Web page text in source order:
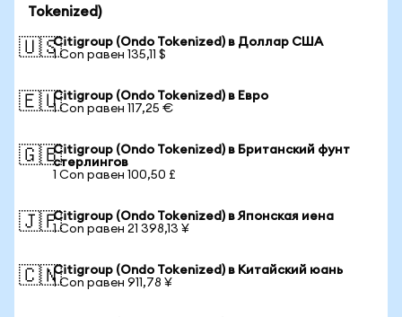
Tokenized)
🇺🇸Citigroup (Ondo Tokenized) в Доллар США
1 Con равен 135,11 $
🇪🇺Citigroup (Ondo Tokenized) в Евро
1 Con равен 117,25 €
🇬🇧Citigroup (Ondo Tokenized) в Британский фунт
стерлингов
1 Con равен 100,50 £
🇯🇵Citigroup (Ondo Tokenized) в Японская иена
1 Con равен 21 398,13 ¥
🇨🇳Citigroup (Ondo Tokenized) в Китайский юань
1 Con равен 911,78 ¥